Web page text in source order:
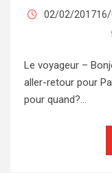
02/02/
Le voyageur –
aller-retour pour
pour quand?…